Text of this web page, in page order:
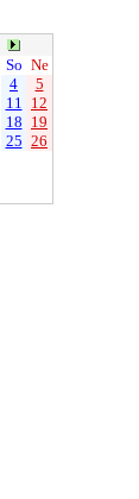
So Ne
4
5
11 12
18 19
25 26